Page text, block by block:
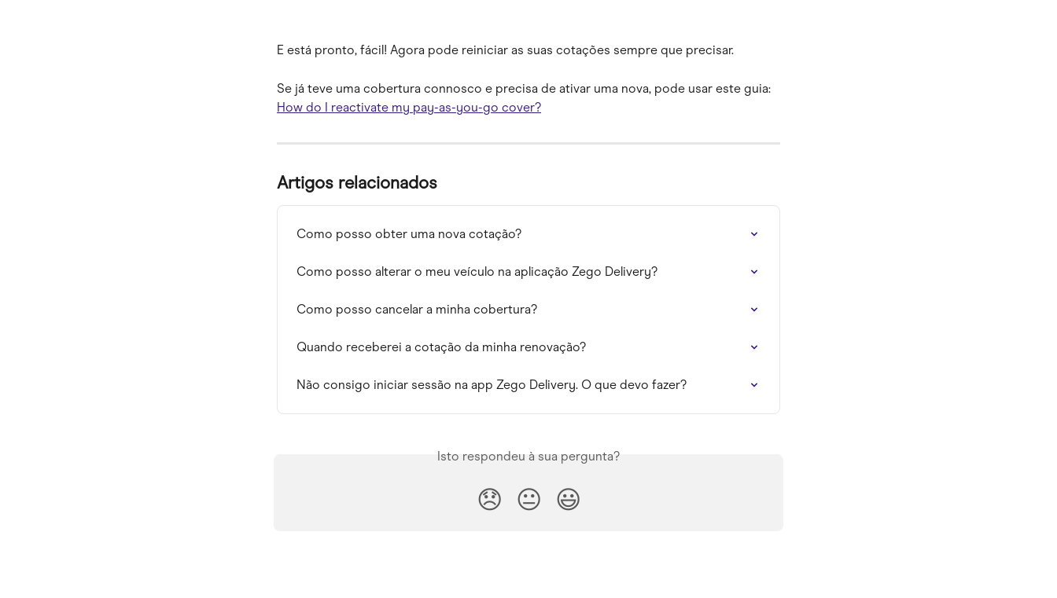
E está pronto, fácil! Agora pode reiniciar as suas cotações sempre que precisar.
Se já teve uma cobertura connosco e precisa de ativar uma nova, pode usar este guia:
How do I reactivate my pay-as-you-go cover?
Artigos relacionados
Como posso obter uma nova cotação?
Como posso alterar o meu veículo na aplicação Zego Delivery?
Como posso cancelar a minha cobertura?
Quando receberei a cotação da minha renovação?
Não consigo iniciar sessão na app Zego Delivery. O que devo fazer?
Isto respondeu à sua pergunta?
😞 😐 😃